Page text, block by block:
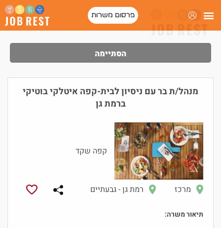
פרסום משרות
הסתיימה
מנהל/ת בר עם ניסיון לבית-קפה איטלקי בוטיקי
ברמת גן
קפה שקד
מרכז רמת גן - גבעתיים
תיאור משרה: